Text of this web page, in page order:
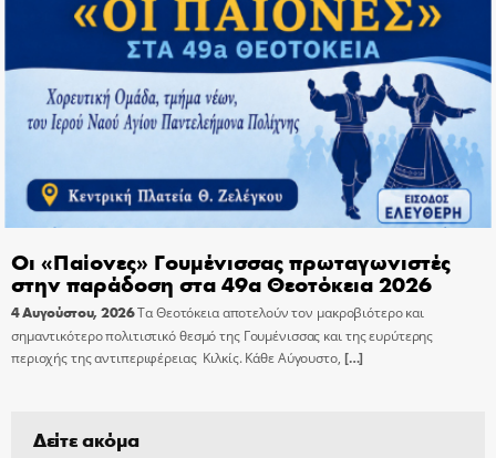
Οι «Παίονες» Γουμένισσας πρωταγωνιστές
στην παράδοση στα 49α Θεοτόκεια 2026
4 Αυγούστου, 2026Τα Θεοτόκεια αποτελούν τον μακροβιότερο και
σημαντικότερο πολιτιστικό θεσμό της Γουμένισσας και της ευρύτερης
περιοχής της αντιπεριφέρειας Κιλκίς. Κάθε Αύγουστο, […]
Δείτε ακόμα